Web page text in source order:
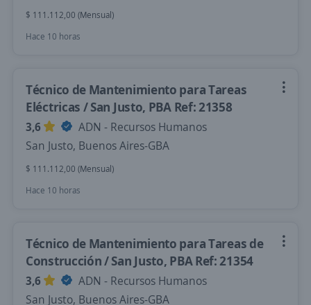
$ 111.112,00 (Mensual)
Hace 10 horas
Técnico de Mantenimiento para Tareas
Eléctricas / San Justo, PBA Ref: 21358
3,6
ADN - Recursos Humanos
San Justo, Buenos Aires-GBA
$ 111.112,00 (Mensual)
Hace 10 horas
Técnico de Mantenimiento para Tareas de
Construcción / San Justo, PBA Ref: 21354
3,6
ADN - Recursos Humanos
San Justo, Buenos Aires-GBA